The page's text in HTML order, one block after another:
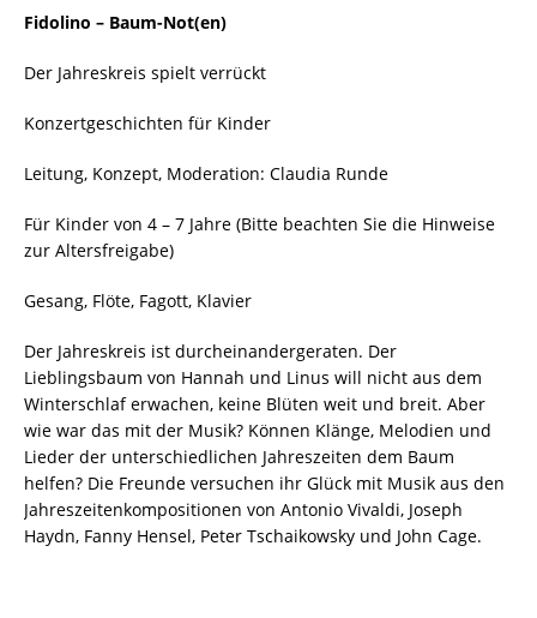
Fidolino – Baum-Not(en)
Der Jahreskreis spielt verrückt
Konzertgeschichten für Kinder
Leitung, Konzept, Moderation: Claudia Runde
Für Kinder von 4 – 7 Jahre (Bitte beachten Sie die Hinweise
zur Altersfreigabe)
Gesang, Flöte, Fagott, Klavier
Der Jahreskreis ist durcheinandergeraten. Der
Lieblingsbaum von Hannah und Linus will nicht aus dem
Winterschlaf erwachen, keine Blüten weit und breit. Aber
wie war das mit der Musik? Können Klänge, Melodien und
Lieder der unterschiedlichen Jahreszeiten dem Baum
helfen? Die Freunde versuchen ihr Glück mit Musik aus den
Jahreszeitenkompositionen von Antonio Vivaldi, Joseph
Haydn, Fanny Hensel, Peter Tschaikowsky und John Cage.